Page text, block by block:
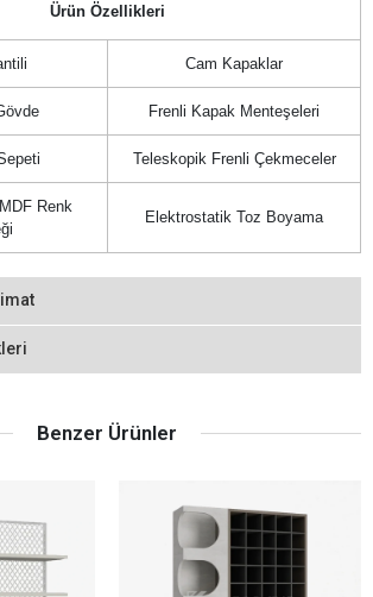
Ürün Özellikleri
Cam Kapaklar
Frenli Kapak Menteşeleri
Teleskopik Frenli Çekmeceler
Renk
Elektrostatik Toz Boyama
Benzer Ürünler